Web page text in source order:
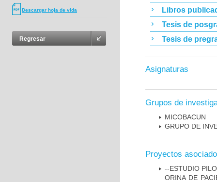
Descargar hoja de vida
Regresar
Libros
Tesis de
Tesis de
Asignaturas
Grupos de
MICOBAC­UN
GRUPO DE
Proyectos
--ESTUDIO
ORINA DE